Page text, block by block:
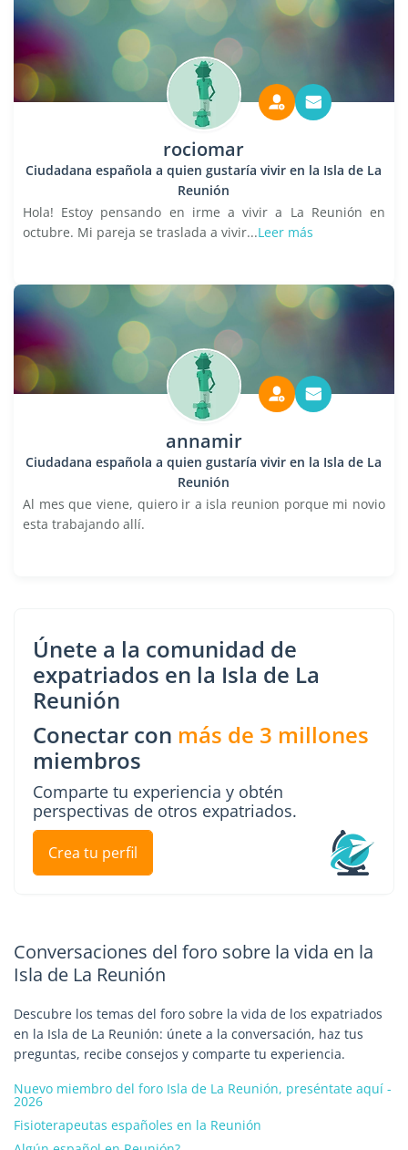
rociomar
Ciudadana española a quien gustaría vivir en la Isla de La
Reunión
Hola! Estoy pensando en irme a vivir a La Reunión en
octubre. Mi pareja se traslada a vivir...Leer más
annamir
Ciudadana española a quien gustaría vivir en la Isla de La
Reunión
Al mes que viene, quiero ir a isla reunion porque mi novio
esta trabajando allí.
Únete a la comunidad de
expatriados en la Isla de La
Reunión
Conectar con más de 3 millones
miembros
Comparte tu experiencia y obtén
perspectivas de otros expatriados.
Crea tu perfil
Conversaciones del foro sobre la vida en la
Isla de La Reunión
Descubre los temas del foro sobre la vida de los expatriados
en la Isla de La Reunión: únete a la conversación, haz tus
preguntas, recibe consejos y comparte tu experiencia.
Nuevo miembro del foro Isla de La Reunión, preséntate aquí -
2026
Fisioterapeutas españoles en la Reunión